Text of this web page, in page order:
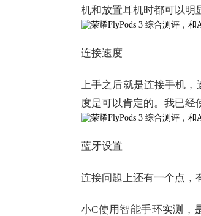
机和放置耳机时都可以明
连接速度
上手之后就是连接手机，
度是可以肯定的。我已经
蓝牙设置
连接问题上还有一个点，
小C使用智能手环实测，